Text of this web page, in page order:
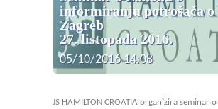
informiranju potrošača
Zagreb
27. listopada 2016.
05/10/2016 14:08
JS HAMILTON CROATIA organizira seminar